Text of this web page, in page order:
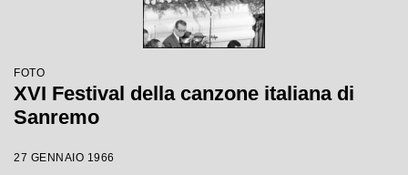
FOTO
XVI Festival della canzone italiana di
Sanremo
27 GENNAIO 1966